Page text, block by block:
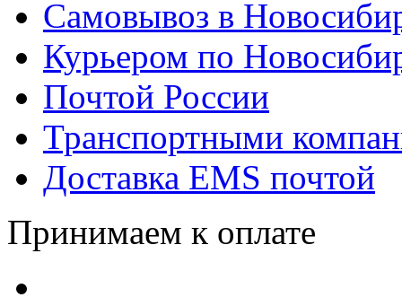
Самовывоз в
Курьером по
Почтой России
Транспортными
Доставка EMS почтой
Принимаем к оплате